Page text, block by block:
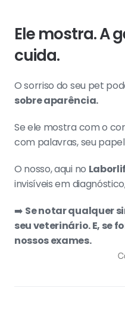
Ele mostra. A
cuida.
O sorriso do seu pet
sobre aparência.
Se ele mostra com o
com palavras, seu
O nosso, aqui no
invisíveis em
➡️ Se notar qualquer
seu veterinário. E, se
nossos exames.